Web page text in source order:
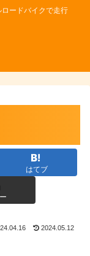
ードバイクで走行
はてブ
2024.05.12